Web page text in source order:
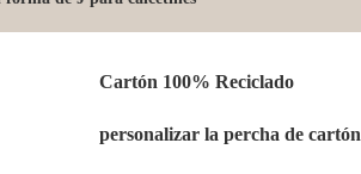
Cartón 100% Reciclado
personalizar la percha de cartón